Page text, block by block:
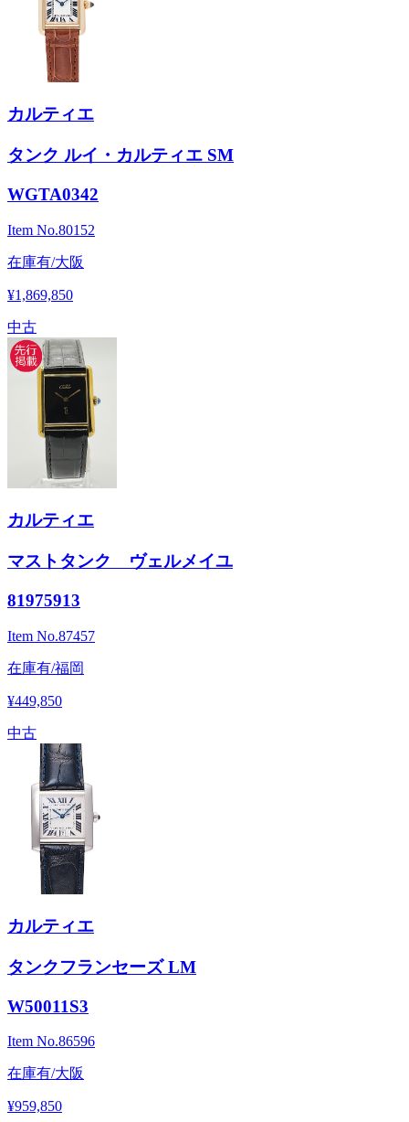
カルティエ
タンク ルイ・カルティエ SM
WGTA0342
Item No.80152
在庫有/大阪
¥1,869,850
中古
カルティエ
マストタンク ヴェルメイユ
81975913
Item No.87457
在庫有/福岡
¥449,850
中古
カルティエ
タンクフランセーズ LM
W50011S3
Item No.86596
在庫有/大阪
¥959,850